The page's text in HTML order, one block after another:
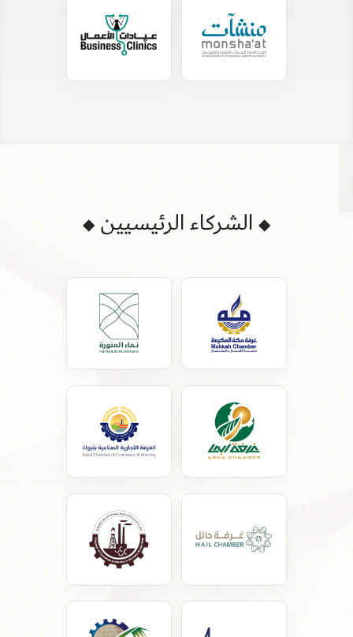
◆ الشركاء الرئيسيين ◆